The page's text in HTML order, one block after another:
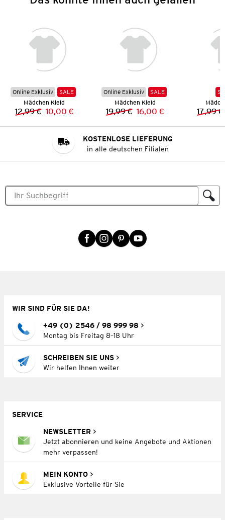
Online Exklusiv
SALE
Mädchen Kleid
Vorheriger Preis:
12,99 € Neuer Preis:
10,00 €
Online Exklusiv
SALE
Mädchen Kleid
Vorheriger Preis:
19,99 € Neuer Preis:
16,00 € 17,99 €
KOSTENLOSE LIEFERUNG
in alle deutschen Filialen
WIR SIND FÜR SIE DA!
+49 (0) 2546 / 98 999 98
Montag bis Freitag 8–18 Uhr
SCHREIBEN SIE UNS
Wir helfen Ihnen weiter
SERVICE
NEWSLETTER
Jetzt abonnieren und keine Angebote und Aktionen
mehr verpassen!
MEIN KONTO
Exklusive Vorteile für Sie